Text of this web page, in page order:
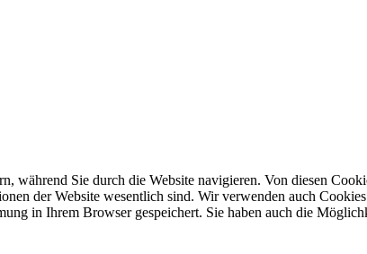
während Sie durch die Website navigieren. Von diesen
der Website wesentlich sind. Wir verwenden auch
in Ihrem Browser gespeichert. Sie haben auch die